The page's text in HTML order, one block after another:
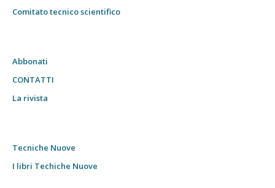
Comitato tecnico scientifico
Abbonati
CONTATTI
La rivista
Tecniche Nuove
I libri Techiche Nuove